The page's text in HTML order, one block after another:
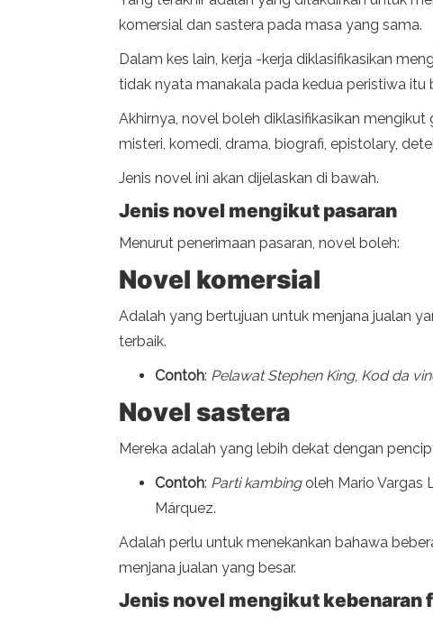
komersial dan sastera pada masa yang sama.
Dalam kes lain, kerja -kerja diklasifikasikan
tidak nyata manakala pada kedua peristiwa itu
Akhirnya, novel boleh diklasifikasikan mengikut
misteri, komedi, drama, biografi, epistolary,
Jenis novel ini akan dijelaskan di bawah.
Jenis novel mengikut pasaran
Menurut penerimaan pasaran, novel boleh:
Novel komersial
Adalah yang bertujuan untuk menjana jualan
terbaik.
Contoh: Pelawat Stephen King, Kod da
Novel sastera
Mereka adalah yang lebih dekat dengan
Contoh: Parti kambingoleh Mario Vargas
Márquez.
Adalah perlu untuk menekankan bahawa
menjana jualan yang besar.
Jenis novel mengikut kebenaran